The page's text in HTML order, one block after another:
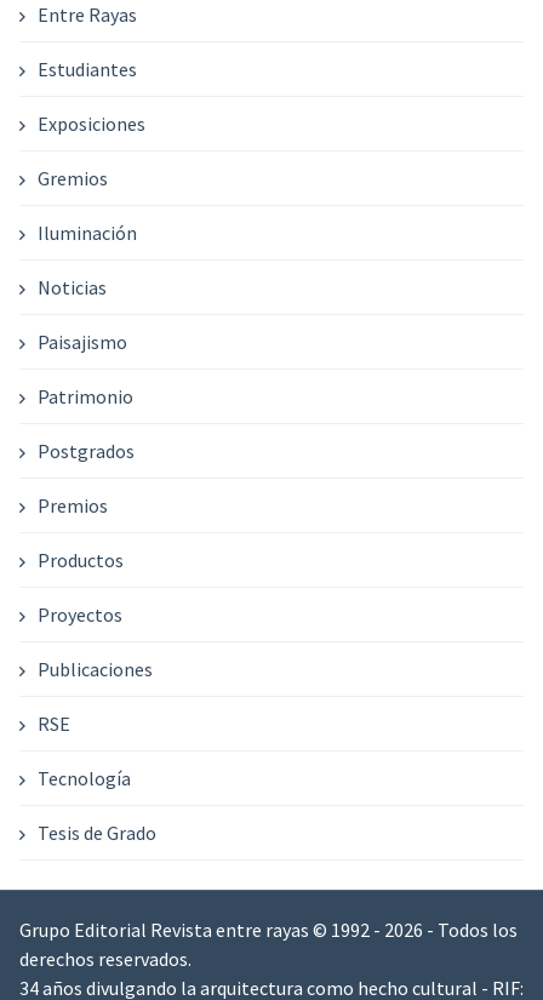
Entre Rayas
Estudiantes
Exposiciones
Gremios
Iluminación
Noticias
Paisajismo
Patrimonio
Postgrados
Premios
Productos
Proyectos
Publicaciones
RSE
Tecnología
Tesis de Grado
Grupo Editorial Revista entre rayas © 1992 - 2026 - Todos los
derechos reservados.
34 años divulgando la arquitectura como hecho cultural - RIF: